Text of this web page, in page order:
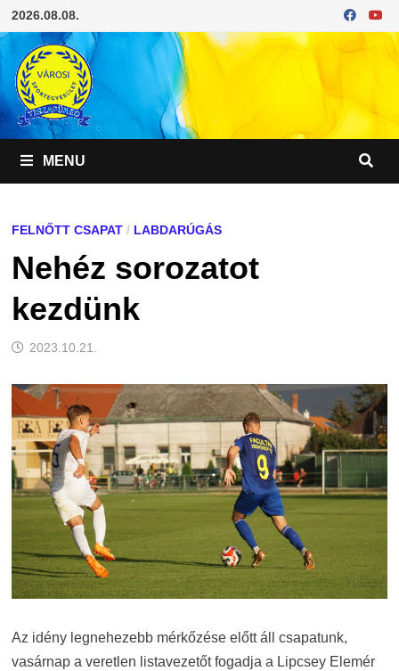
Skip
to
content
2026.08.08.
MENU
FELNŐTT CSAPAT/ LABDARÚGÁS
Nehéz sorozatot
kezdünk
2023.10.21.
Az idény legnehezebb mérkőzése előtt áll csapatunk,
vasárnap a veretlen listavezetőt fogadja a Lipcsey Elemér